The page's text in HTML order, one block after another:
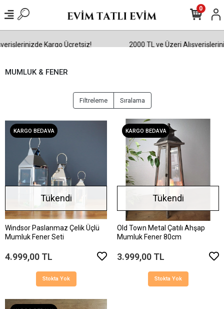
Kargo Ücretsiz! 2000 TL ve Üzeri
0
MUMLUK & FENER
Filtreleme Sıralama
KARGO BEDAVA
Tükendi
Windsor Paslanmaz Çelik Üçlü
Mumluk Fener Seti
4.999,00 TL
Stokta Yok
KARGO BEDAVA
Tükendi
Old Town Metal Çatılı Ahşap
Mumluk Fener 80cm
3.999,00 TL
Stokta Yok